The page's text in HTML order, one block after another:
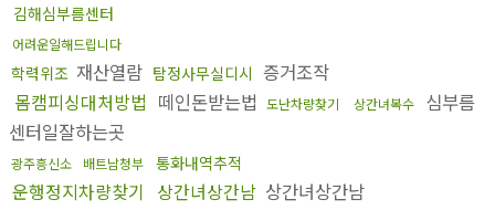
김해심부름센터
어려운일해드립니다
학력위조 재산열람 탐정사무실디시 증거조작
몸캠피싱대처방법 떼인돈받는법 도난차량찾기 상간녀복수
심부름
센터일잘하는곳
광주흥신소 배트남청부 통화내역추적
운행정지차량찾기 상간녀상간남 상간녀상간남